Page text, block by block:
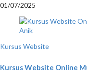
01/07/2025
Kursus Website
Kursus Website Online